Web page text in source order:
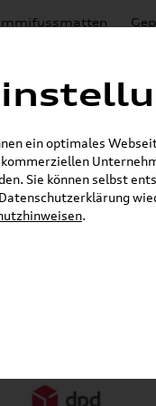
Lackierungen
E-Mail
ein optimales
Sie können selbst
.